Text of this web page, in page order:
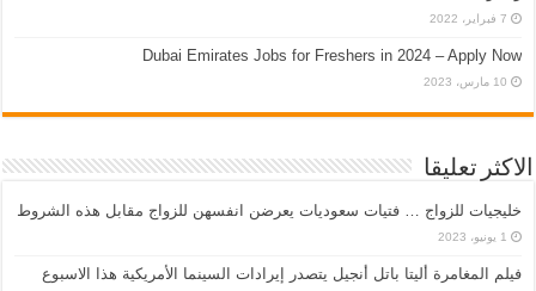
7 فبراير، 2022
Dubai Emirates Jobs for Freshers in 2024 – Apply Now
10 مارس، 2023
الاكثر تعليقا
خليجيات للزواج … فتيات سعوديات يعرضن انفسهن للزواج مقابل هذه الشروط
1 يونيو، 2023
فيلم المغامرة أليتا‭ ‬باتل أنجيل يتصدر إيرادات السينما الأمريكية هذا الاسبوع